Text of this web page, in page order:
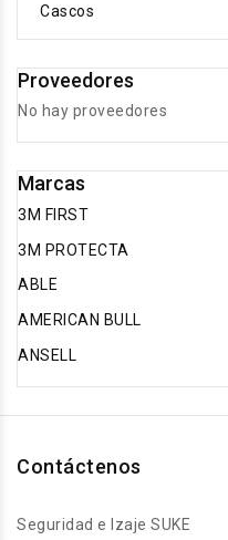
Cascos
Proveedores
No hay proveedores
Marcas
3M FIRST
3M PROTECTA
ABLE
AMERICAN BULL
ANSELL
Contáctenos
Seguridad e Izaje SUKE